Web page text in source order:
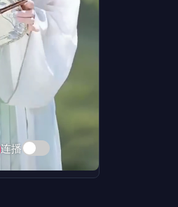
连播